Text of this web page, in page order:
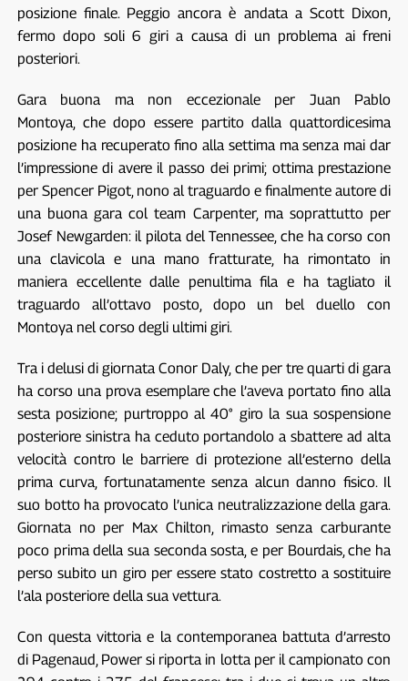
posizione finale. Peggio ancora è andata a Scott Dixon,
fermo dopo soli 6 giri a causa di un problema ai freni
posteriori.
Gara buona ma non eccezionale per Juan Pablo
Montoya, che dopo essere partito dalla quattordicesima
posizione ha recuperato fino alla settima ma senza mai dar
l’impressione di avere il passo dei primi; ottima prestazione
per Spencer Pigot, nono al traguardo e finalmente autore di
una buona gara col team Carpenter, ma soprattutto per
Josef Newgarden: il pilota del Tennessee, che ha corso con
una clavicola e una mano fratturate, ha rimontato in
maniera eccellente dalle penultima fila e ha tagliato il
traguardo all’ottavo posto, dopo un bel duello con
Montoya nel corso degli ultimi giri.
Tra i delusi di giornata Conor Daly, che per tre quarti di gara
ha corso una prova esemplare che l’aveva portato fino alla
sesta posizione; purtroppo al 40° giro la sua sospensione
posteriore sinistra ha ceduto portandolo a sbattere ad alta
velocità contro le barriere di protezione all’esterno della
prima curva, fortunatamente senza alcun danno fisico. Il
suo botto ha provocato l’unica neutralizzazione della gara.
Giornata no per Max Chilton, rimasto senza carburante
poco prima della sua seconda sosta, e per Bourdais, che ha
perso subito un giro per essere stato costretto a sostituire
l’ala posteriore della sua vettura.
Con questa vittoria e la contemporanea battuta d’arresto
di Pagenaud, Power si riporta in lotta per il campionato con